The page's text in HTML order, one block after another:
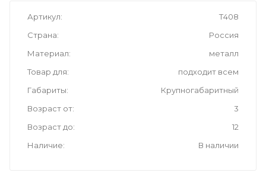
Артикул
Т408
Страна
Россия
Материал
металл
Товар для
подходит всем
Габариты
Крупногабаритный
Возраст от
3
Возраст до
12
Наличие
В наличии